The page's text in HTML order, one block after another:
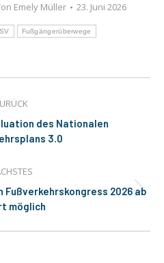
Emely Müller
23. Juni 2026
Fußgängerüberwege
Vorheriger
Beitrag:
des Nationalen
3.0
Nächster
Beitrag:
Fußverkehrskongress 2026 ab
möglich